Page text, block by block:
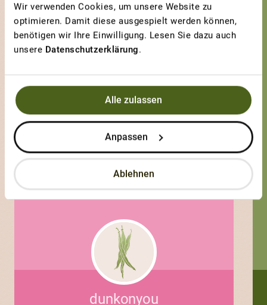
Wir verwenden Cookies, um unsere Website zu
optimieren. Damit diese ausgespielt werden können,
benötigen wir Ihre Einwilligung. Lesen Sie dazu auch
unsere Datenschutzerklärung.
Alle zulassen
Anpassen
Ablehnen
PFLAUMENTOMATE
Leckerste Tomate
dunkonyou